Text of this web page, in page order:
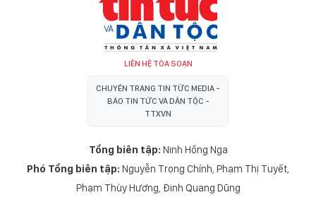
LIÊN HỆ TÒA SOẠN
CHUYÊN TRANG TIN TỨC MEDIA -
BÁO TIN TỨC VÀ DÂN TỘC -
TTXVN
Tổng biên tập: Ninh Hồng Nga
Phó Tổng biên tập: Nguyễn Trọng Chính, Phạm Thị Tuyết,
Phạm Thùy Hương, Đinh Quang Dũng